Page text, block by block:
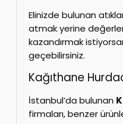
Elinizde bulunan
atmak yerine
kazandırmak
geçebilirsiniz.
Kağıthane
İstanbul’da bulunan
firmaları, benzer